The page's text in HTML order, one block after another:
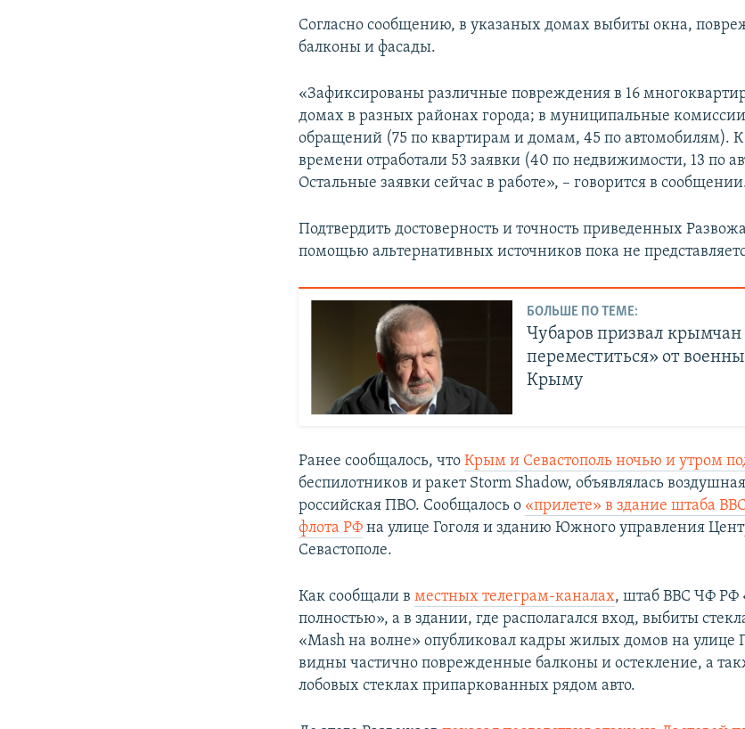
Согласно сообщению, в указаных домах выбиты окна,
балконы и фасады.
«Зафиксированы различные повреждения в 16
домах в разных районах города; в муниципальные комиссии
обращений (75 по квартирам и домам, 45 по автомобилям).
времени отработали 53 заявки (40 по недвижимости, 13 по
Остальные заявки сейчас в работе», – говорится в
Подтвердить достоверность и точность приведенных
помощью альтернативных источников пока не
БОЛЬШЕ ПО ТЕМЕ:
Чубаров призвал
переместиться» от
Крыму
Ранее сообщалось, чтоКрым и Севастополь ночью и утром
беспилотников и ракет Storm Shadow, объявлялась
российская ПВО. Сообщалось о «прилете» в здание штаба
флота РФ на улице Гоголя и зданию Южного управления
Севастополе.
Как сообщали вместных телеграм-каналах, штаб ВВС ЧФ РФ
полностью», а в здании, где располагался вход, выбиты
«Mash на волне» опубликовал кадры жилых домов на улице
видны частично поврежденные балконы и остекление, а
лобовых стеклах припаркованных рядом авто.